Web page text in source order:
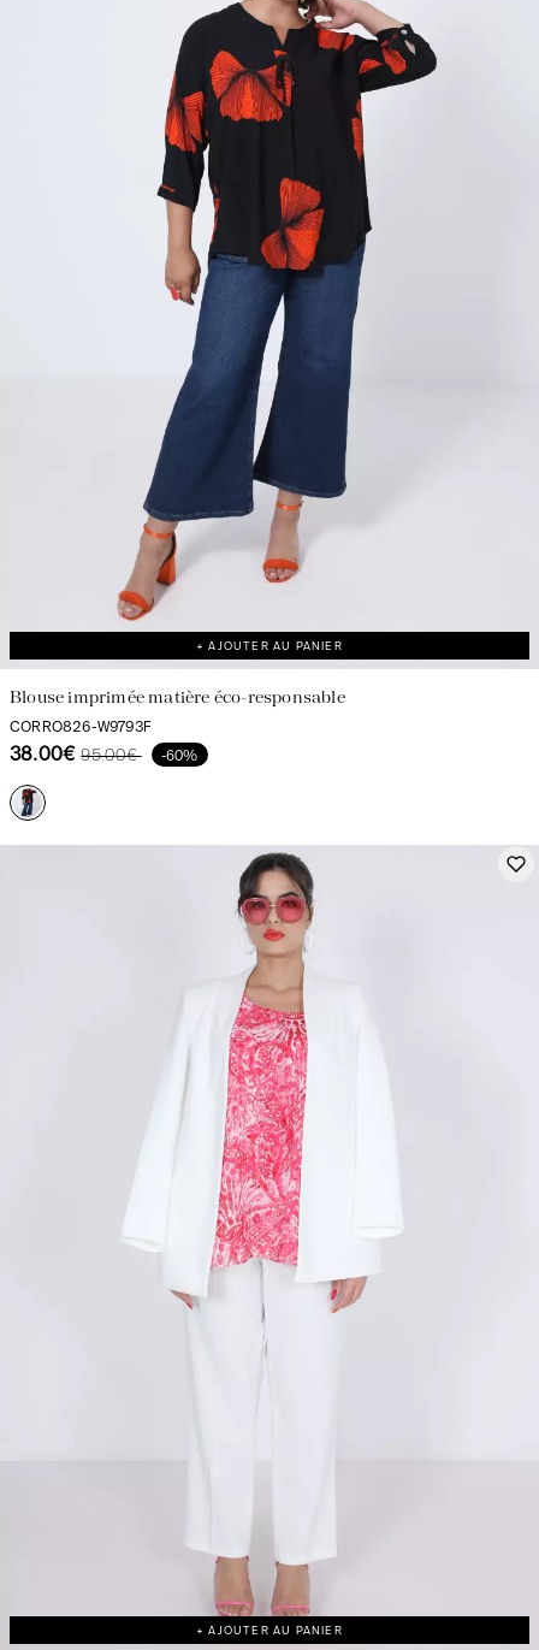
+ AJOUTER AU PANIER
Blouse imprimée matière éco-responsable
CORRO826-W9793F
38.00€ 95.00€ -60%
+ AJOUTER AU PANIER